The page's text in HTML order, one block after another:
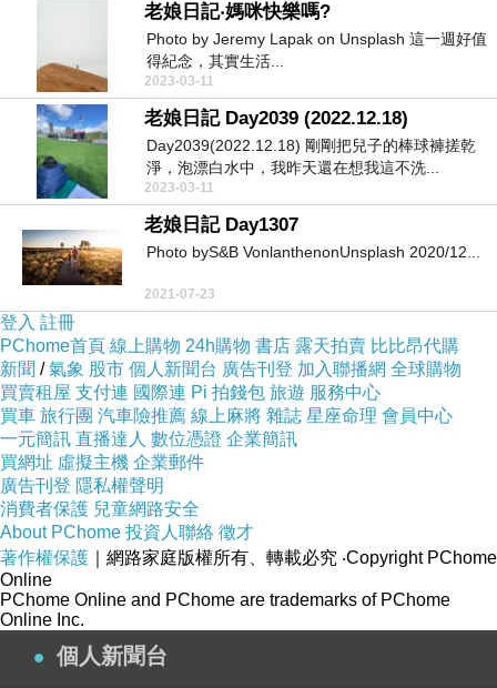
老娘日記‧媽咪快樂嗎?
Photo by Jeremy Lapak on Unsplash 這一週好值
得紀念，其實生活...
2023-03-11
老娘日記 Day2039 (2022.12.18)
Day2039(2022.12.18) 剛剛把兒子的棒球褲搓乾
淨，泡漂白水中，我昨天還在想我這不洗...
2023-03-11
老娘日記 Day1307
Photo byS&B VonlanthenonUnsplash 2020/12...
2021-07-23
登入 註冊
PChome首頁 線上購物 24h購物 書店 露天拍賣 比比昂代購
新聞 /氣象 股市 個人新聞台 廣告刊登 加入聯播網 全球購物
買賣租屋 支付連 國際連 Pi 拍錢包 旅遊 服務中心
買車 旅行團 汽車險推薦 線上麻將 雜誌 星座命理 會員中心
一元簡訊 直播達人 數位憑證 企業簡訊
買網址 虛擬主機 企業郵件
廣告刊登 隱私權聲明
消費者保護 兒童網路安全
About PChome 投資人聯絡 徵才
著作權保護 ｜網路家庭版權所有、轉載必究 ‧Copyright PChome
Online
PChome Online and PChome are trademarks of PChome
Online Inc.
個人新聞台